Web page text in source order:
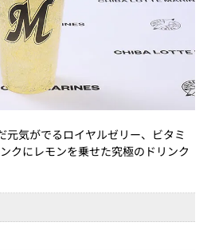
元気がでるロイヤルゼリー、ビタミ
クにレモンを乗せた究極のドリンク